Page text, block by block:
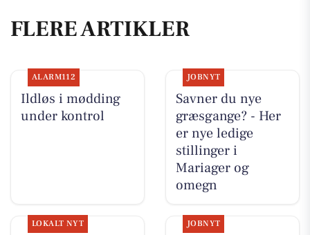
FLERE ARTIKLER
ALARM112
Ildløs i mødding
under kontrol
JOBNYT
Savner du nye
græsgange? - Her
er nye ledige
stillinger i
Mariager og
omegn
LOKALT NYT JOBNYT